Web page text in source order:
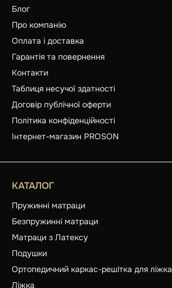
Блог
Про компанію
Оплата і доставка
Гарантія та повернення
Контакти
Таблиця несучої здатності
Договір публічної оферти
Політика конфіденційності
Інтернет-магазин PROSON
КАТАЛОГ
Пружинні матраци
Безпружинні матраци
Матраци з Латексу
Подушки
Ортопедичний каркас-решітка для ліжка
Ліжка